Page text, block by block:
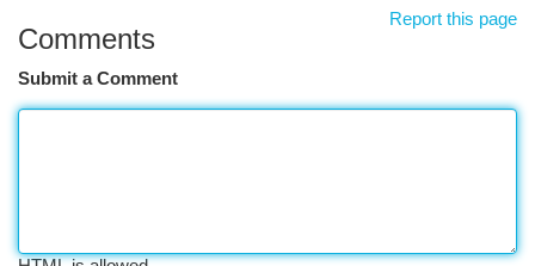
Report this page
Comments
Submit a Comment